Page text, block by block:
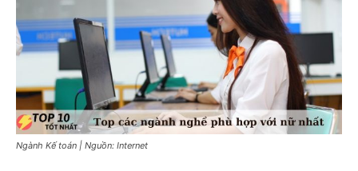
Ngành Kế toán | Nguồn: Internet